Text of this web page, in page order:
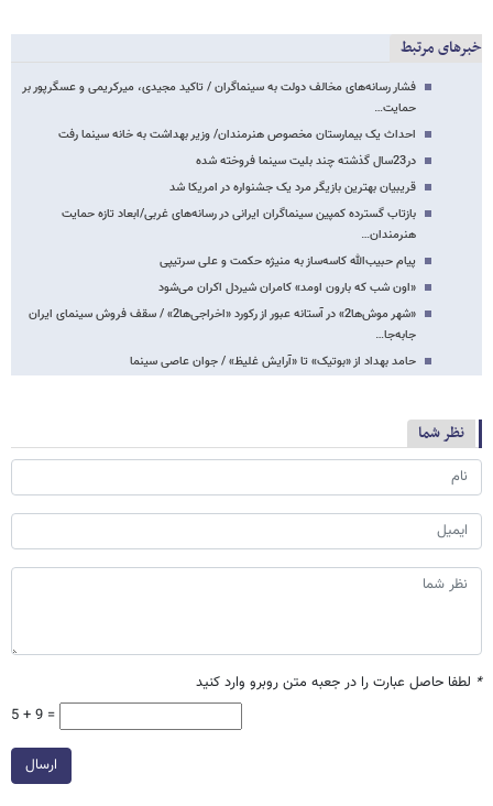
خبرهای مرتبط
فشار رسانه‌های مخالف دولت به سینماگران / تاکید مجیدی، میرکریمی و عسگرپور بر
حمایت…
احداث یک بیمارستان مخصوص هنرمندان/ وزیر بهداشت به خانه سینما رفت
در23سال گذشته چند بلیت سینما فروخته شده
قریبیان بهترین بازیگر مرد یک جشنواره در امریکا شد
بازتاب گسترده کمپین سینماگران ایرانی در رسانه‌های غربی/ابعاد تازه حمایت
هنرمندان…
پیام حبیب‌الله کاسه‌ساز به منیژه حکمت و علی سرتیپی
«اون شب که بارون اومد» کامران شیردل اکران می‌شود
«شهر موش‌ها2» در آستانه عبور از رکورد «اخراجی‌ها2» / سقف فروش سینمای ایران
جا‌به‌جا…
حامد بهداد از «بوتیک» تا «آرایش غلیظ» / جوان عاصی سینما
نظر شما
* لطفا حاصل عبارت را در جعبه متن روبرو وارد کنید
5 + 9 =
ارسال